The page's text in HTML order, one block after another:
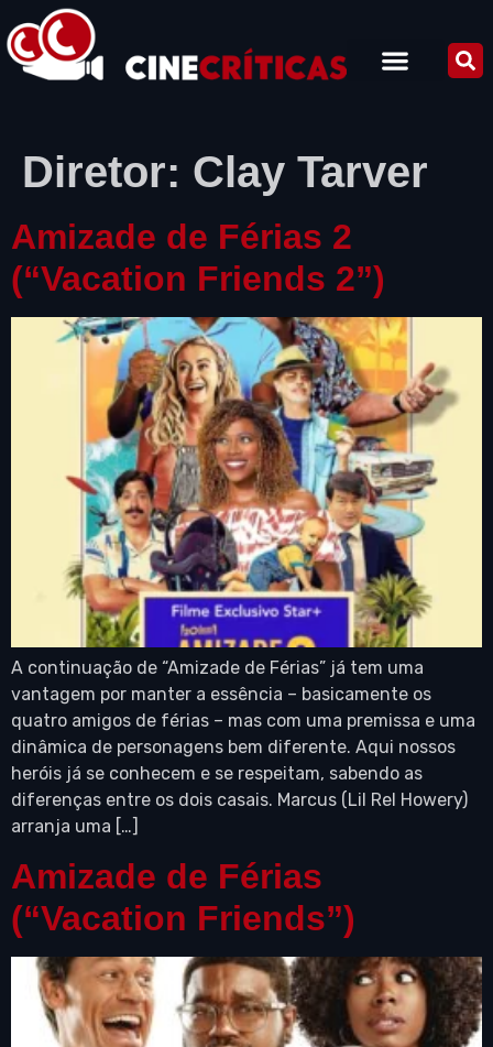
Diretor: Clay Tarver
Amizade de Férias 2
(“Vacation Friends 2”)
A continuação de “Amizade de Férias” já tem uma
vantagem por manter a essência – basicamente os
quatro amigos de férias – mas com uma premissa e uma
dinâmica de personagens bem diferente. Aqui nossos
heróis já se conhecem e se respeitam, sabendo as
diferenças entre os dois casais. Marcus (Lil Rel Howery)
arranja uma […]
Amizade de Férias
(“Vacation Friends”)